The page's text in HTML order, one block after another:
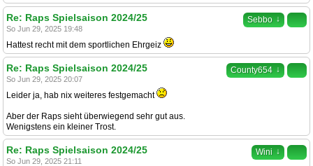
Sebbo ↓
Re: Raps Spielsaison 2024/25
So Jun 29, 2025 19:48
Hattest recht mit dem sportlichen Ehrgeiz
County654 ↓
Re: Raps Spielsaison 2024/25
So Jun 29, 2025 20:07
Leider ja, hab nix weiteres festgemacht
Aber der Raps sieht überwiegend sehr gut aus.
Wenigstens ein kleiner Trost.
Wini ↓
Re: Raps Spielsaison 2024/25
So Jun 29, 2025 21:11